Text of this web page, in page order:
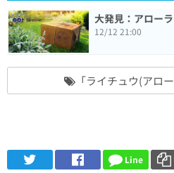
大発見：アロー
12/12 21:00
「ライチュウ(アロ
Line